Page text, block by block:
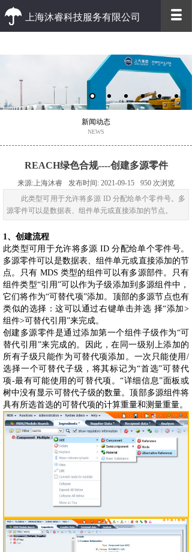
上海沐睿科技服务有限公司
优质的客户服务 高效的办事效率
新闻动态
NEWS
REACH绿色合规----创建多源零件
来源:上海沐睿 发布时间: 2021-09-15 950 次浏览
此类型可用于允许将多源 ID 分配给单个零件号。多
源零件可以是数据表、组件单元或直接添加的节点。
1、创建流程
此类型可用于允许将多源 ID 分配给单个零件号。
多源零件可以是数据表、组件单元或直接添加的节
点。只有 MDS 类型的组件可以有多源部件。只有
组件类型“引用”可以作为子级添加到多源组件中，
它们将作为“可替代项”添加。顶部的多源节点也有
类似的选择：这可以通过右键单击并选 择“添加>
组件>可替代引用”来完成。
创建多源零件是通过添加第一个组件子级作为“可
替代引用”来完成的。因此，在同一级别上添加的
所有子级只能作为可替代项添加。一次只能使用/
选择一个可替代子级，将其标记为“首选”可替代
项-最有可能使用的可替代项。“详细信息”面板或
树中没有显示可替代子级的数量。顶部多源组件将
具有所选首选的可替代项的计算重量和测量重量。